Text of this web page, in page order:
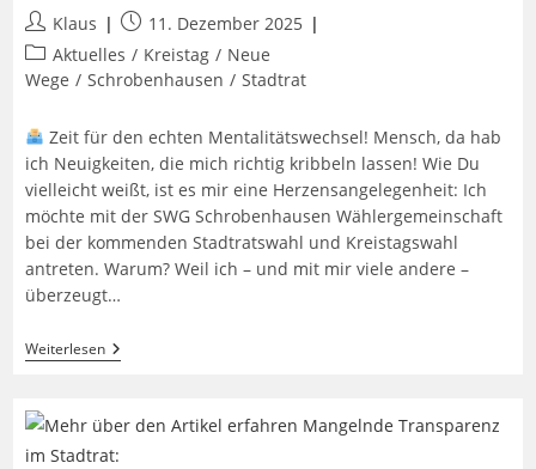
Beitrags-
Autor:
Klaus
Beitrag
veröffentlicht:
11. Dezember 2025
Beitrags-
Kategorie:
Aktuelles / Kreistag / Neue
Wege / Schrobenhausen / Stadtrat
Zeit für den echten Mentalitätswechsel! Mensch, da hab
ich Neuigkeiten, die mich richtig kribbeln lassen! Wie Du
vielleicht weißt, ist es mir eine Herzensangelegenheit: Ich
möchte mit der SWG Schrobenhausen Wählergemeinschaft
bei der kommenden Stadtratswahl und Kreistagswahl
antreten. Warum? Weil ich – und mit mir viele andere –
überzeugt…
WeiterlesenDeine
Unterschrift
Unterschied